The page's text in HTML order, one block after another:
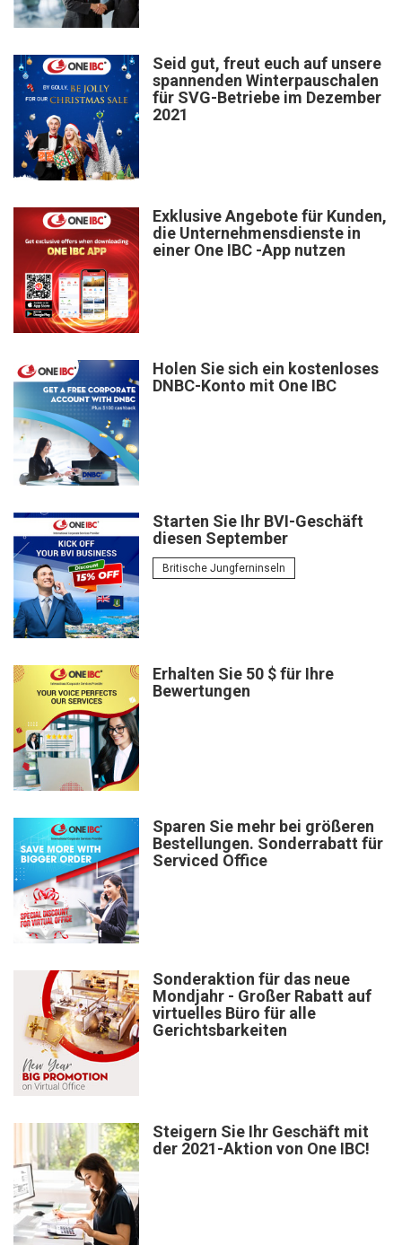
Seid gut, freut euch auf unsere
spannenden Winterpauschalen
für SVG-Betriebe im Dezember
2021
Exklusive Angebote für Kunden,
die Unternehmensdienste in
einer One IBC -App nutzen
Holen Sie sich ein kostenloses
DNBC-Konto mit One IBC
Starten Sie Ihr BVI-Geschäft
diesen September
Britische Jungferninseln
Erhalten Sie 50 $ für Ihre
Bewertungen
Sparen Sie mehr bei größeren
Bestellungen. Sonderrabatt für
Serviced Office
Sonderaktion für das neue
Mondjahr - Großer Rabatt auf
virtuelles Büro für alle
Gerichtsbarkeiten
Steigern Sie Ihr Geschäft mit
der 2021-Aktion von One IBC!